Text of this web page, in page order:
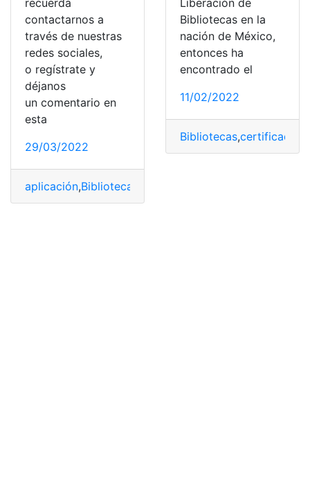
contactarnos a
través de nuestras
redes sociales,
o regístrate y
déjanos
un comentario en
esta
29/03/2022
aplicación,Bibliotecas
Bibliotecas en la
nación de México,
entonces ha
encontrado el
11/02/2022
Bibliotecas,certificado